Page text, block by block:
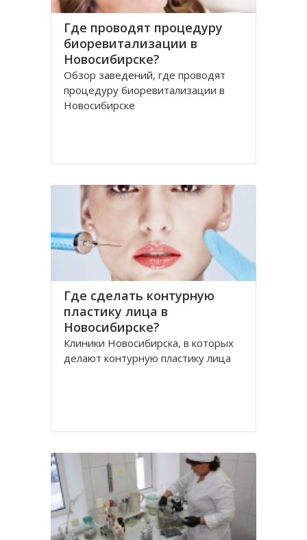
Где проводят процедуру
биоревитализации в
Новосибирске?
Обзор заведений, где проводят
процедуру биоревитализации в
Новосибирске
Где сделать контурную
пластику лица в
Новосибирске?
Клиники Новосибирска, в которых
делают контурную пластику лица